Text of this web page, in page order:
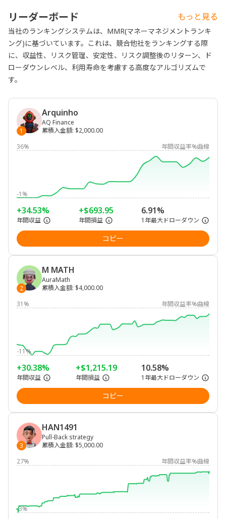
リーダーボード もっと見る
当社のランキングシステムは、MMR(マネーマネジメントランキ
ング)に基づいています。これは、競合他社をランキングする際
に、収益性、リスク管理、安定性、リスク調整後のリターン、ド
ローダウンレベル、利用寿命を考慮する高度なアルゴリズムで
す。
1
Arquinho
AQ Finance
累積入金額: $2,000.00
36%
年間収益率%曲線
-1%
+34.53%
年間収益
+$693.95
年間損益
6.91%
1年最大ドローダウン
コピー
2
M MATH
AuraMath
累積入金額: $4,000.00
31%
年間収益率%曲線
-11%
+30.38%
年間収益
+$1,215.19
年間損益
10.58%
1年最大ドローダウン
コピー
3
HAN1491
Pull-Back strategy
累積入金額: $5,000.00
27%
年間収益率%曲線
-3%